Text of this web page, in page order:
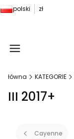
polski zł
główna KATEGORIE
III 2017+
Cayenne